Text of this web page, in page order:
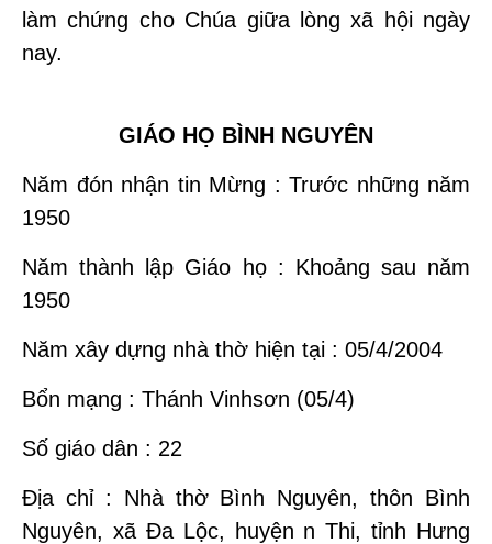
làm chứng cho Chúa giữa lòng xã hội ngày
nay.
GIÁO HỌ BÌNH NGUYÊN
Năm đón nhận tin Mừng : Trước những năm
1950
Năm thành lập Giáo họ : Khoảng sau năm
1950
Năm xây dựng nhà thờ hiện tại : 05/4/2004
Bổn mạng : Thánh Vinhsơn (05/4)
Số giáo dân : 22
Địa chỉ : Nhà thờ Bình Nguyên, thôn Bình
Nguyên, xã Đa Lộc, huyện n Thi, tỉnh Hưng